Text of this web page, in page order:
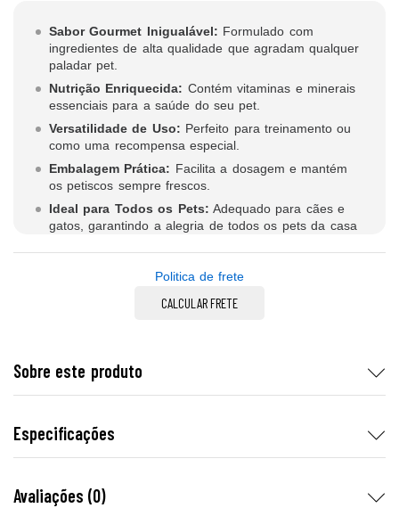
Sabor Gourmet Inigualável: Formulado com
ingredientes de alta qualidade que agradam qualquer
paladar pet.
Nutrição Enriquecida: Contém vitaminas e minerais
essenciais para a saúde do seu pet.
Versatilidade de Uso: Perfeito para treinamento ou
como uma recompensa especial.
Embalagem Prática: Facilita a dosagem e mantém
os petiscos sempre frescos.
Ideal para Todos os Pets: Adequado para cães e
gatos, garantindo a alegria de todos os pets da casa
Politica de frete
CALCULAR FRETE
Sobre este produto
Especificações
Avaliações (0)